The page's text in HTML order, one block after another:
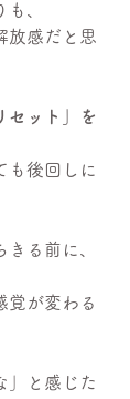
、
放感だと思
セット」を
も後回しに
る前に、
覚が変わる
」と感じた